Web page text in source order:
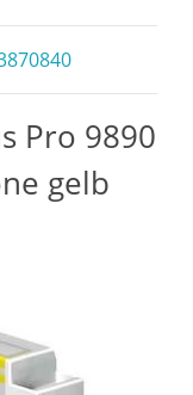
Pro 9890
gelb